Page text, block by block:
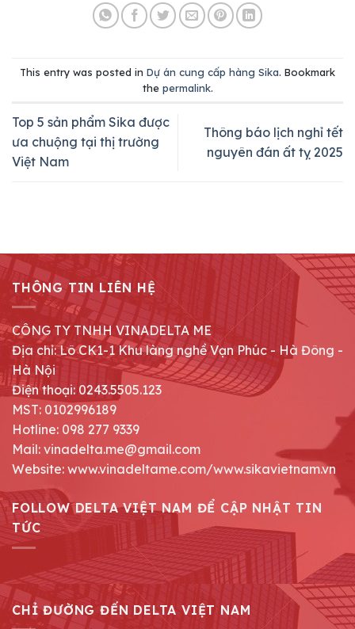
This entry was posted in Dự án cung cấp hàng Sika. Bookmark
the permalink.
Top 5 sản phẩm Sika được
ưa chuộng tại thị trường
Việt Nam
Thông báo lịch nghỉ tết
nguyên đán ất tỵ 2025
THÔNG TIN LIÊN HỆ
CÔNG TY TNHH VINADELTA ME
Địa chỉ: Lô CK1-1 Khu làng nghề Vạn Phúc - Hà Đông -
Hà Nội
Điện thoại: 0243.5505.123
MST: 0102996189
Hotline: 098 277 9339
Mail: vinadelta.me@gmail.com
Website: www.vinadeltame.com/www.sikavietnam.vn
FOLLOW DELTA VIỆT NAM ĐỂ CẬP NHẬT TIN
TỨC
CHỈ ĐƯỜNG ĐẾN DELTA VIỆT NAM